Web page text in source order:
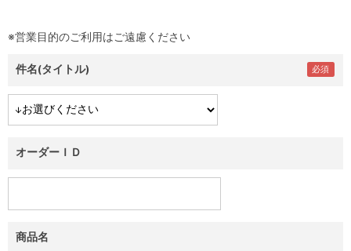
※営業目的のご利用はご遠慮ください
件名(タイトル)
オーダーＩＤ
商品名